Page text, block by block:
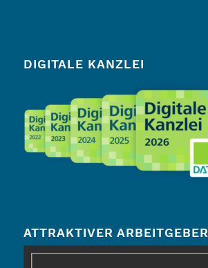
DIGITALE KANZLEI
ATTRAKTIVER ARBEITGEBER